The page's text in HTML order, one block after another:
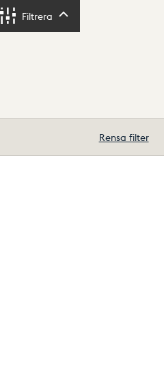
Filtrera
Rensa filter